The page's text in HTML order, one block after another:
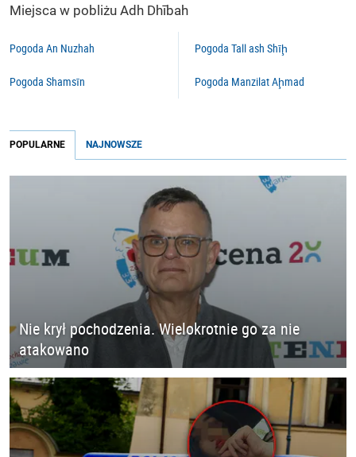
Miejsca w pobliżu Adh Dhībah
Pogoda An Nuzhah
Pogoda Shamsīn
Pogoda Tall ash Shīḩ
Pogoda Manzilat Aḩmad
POPULARNE NAJNOWSZE
Nie krył pochodzenia. Wielokrotnie go za nie
atakowano